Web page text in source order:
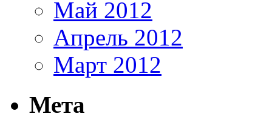
Май 2012
Апрель 2012
Март 2012
Мета